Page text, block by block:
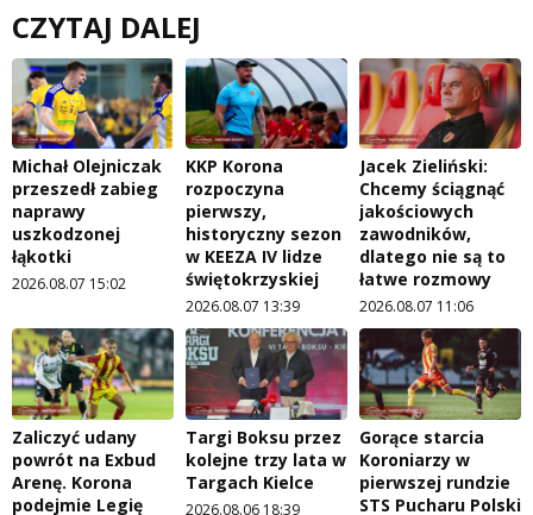
CZYTAJ DALEJ
Michał Olejniczak
przeszedł zabieg
naprawy
uszkodzonej
łąkotki
2026.08.07 15:02
KKP Korona
rozpoczyna
pierwszy,
historyczny sezon
w KEEZA IV lidze
świętokrzyskiej
2026.08.07 13:39
Jacek Zieliński:
Chcemy ściągnąć
jakościowych
zawodników,
dlatego nie są to
łatwe rozmowy
2026.08.07 11:06
Zaliczyć udany
powrót na Exbud
Arenę. Korona
podejmie Legię
Targi Boksu przez
kolejne trzy lata w
Targach Kielce
2026.08.06 18:39
Gorące starcia
Koroniarzy w
pierwszej rundzie
STS Pucharu Polski